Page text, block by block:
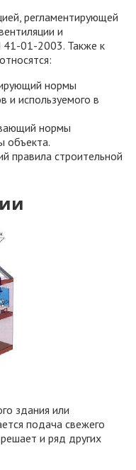
регламентирующей
и
41-01-2003. Также к
нормы
и используемого в
нормы
объекта.
строительной
здания или
подача свежего
и ряд других